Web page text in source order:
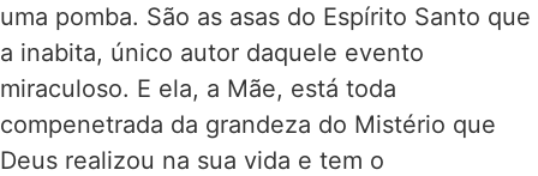
uma pomba. São as asas do Espírito Santo que
a inabita, único autor daquele evento
miraculoso. E ela, a Mãe, está toda
compenetrada da grandeza do Mistério que
Deus realizou na sua vida e tem o